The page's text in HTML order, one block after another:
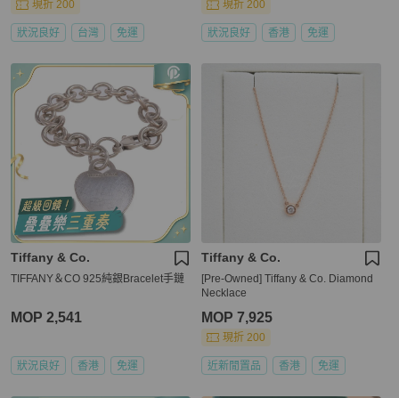
現折 200
狀況良好 台灣 免運
現折 200
狀況良好 香港 免運
Tiffany & Co.
TIFFANY＆CO 925純銀Bracelet手鏈
MOP 2,541
狀況良好 香港 免運
Tiffany & Co.
[Pre-Owned] Tiffany & Co. Diamond
Necklace
MOP 7,925
現折 200
近新閒置品 香港 免運